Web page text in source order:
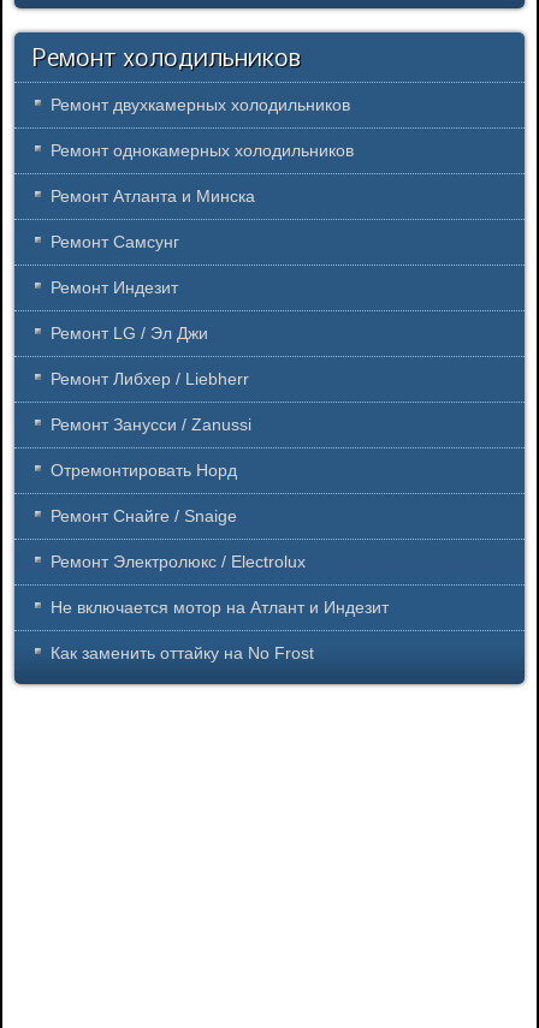
Ремонт холодильников
Ремонт двухкамерных холодильников
Ремонт однокамерных холодильников
Ремонт Атланта и Минска
Ремонт Самсунг
Ремонт Индезит
Ремонт LG / Эл Джи
Ремонт Либхер / Liebherr
Ремонт Занусси / Zanussi
Отремонтировать Норд
Ремонт Снайге / Snaige
Ремонт Электролюкс / Electrolux
Не включается мотор на Атлант и Индезит
Как заменить оттайку на No Frost